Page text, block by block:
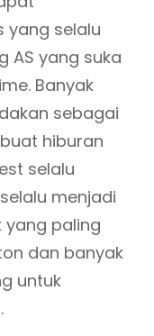
yang selalu
AS yang suka
Banyak
sebagai
hiburan
selalu
menjadi
yang paling
dan banyak
untuk